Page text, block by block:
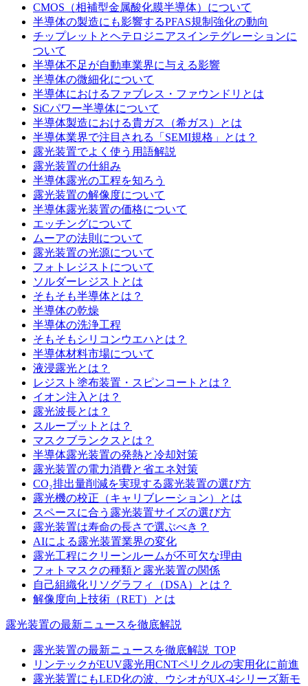
CMOS（相補型金属酸化膜半導体）について
半導体の製造にも影響するPFAS規制強化の動向
チップレットとヘテロジニアスインテグレーションに
ついて
半導体不足が自動車業界に与える影響
半導体の微細化について
半導体におけるファブレス・ファウンドリとは
SiCパワー半導体について
半導体製造における貴ガス（希ガス）とは
半導体業界で注目される「SEMI規格」とは？
露光装置でよく使う用語解説
露光装置の仕組み
半導体露光の工程を知ろう
露光装置の解像度について
半導体露光装置の価格について
エッチングについて
ムーアの法則について
露光装置の光源について
フォトレジストについて
ソルダーレジストとは
そもそも半導体とは？
半導体の乾燥
半導体の洗浄工程
そもそもシリコンウエハとは？
半導体材料市場について
液浸露光とは？
レジスト塗布装置・スピンコートとは？
イオン注入とは？
露光波長とは？
スループットとは？
マスクブランクスとは？
半導体露光装置の発熱と冷却対策
露光装置の電力消費と省エネ対策
CO₂排出量削減を実現する露光装置の選び方
露光機の校正（キャリブレーション）とは
スペースに合う露光装置サイズの選び方
露光装置は寿命の長さで選ぶべき？
AIによる露光装置業界の変化
露光工程にクリーンルームが不可欠な理由
フォトマスクの種類と露光装置の関係
自己組織化リソグラフィ（DSA）とは？
解像度向上技術（RET）とは
露光装置の最新ニュースを徹底解説
露光装置の最新ニュースを徹底解説_TOP
リンテックがEUV露光用CNTペリクルの実用化に前進
露光装置にもLED化の波、ウシオがUX-4シリーズ新モ